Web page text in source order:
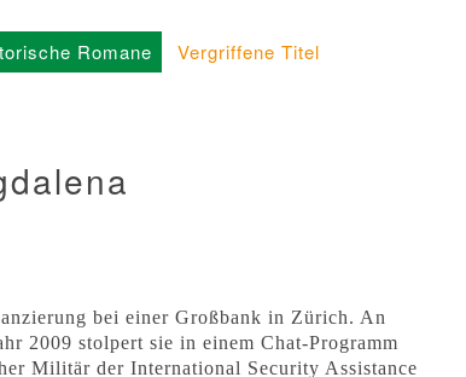
Romane Vergriffene Titel
bei einer Großbank in Zürich. An
2009 stolpert sie in einem Chat-Programm
Militär der International Security Assistance